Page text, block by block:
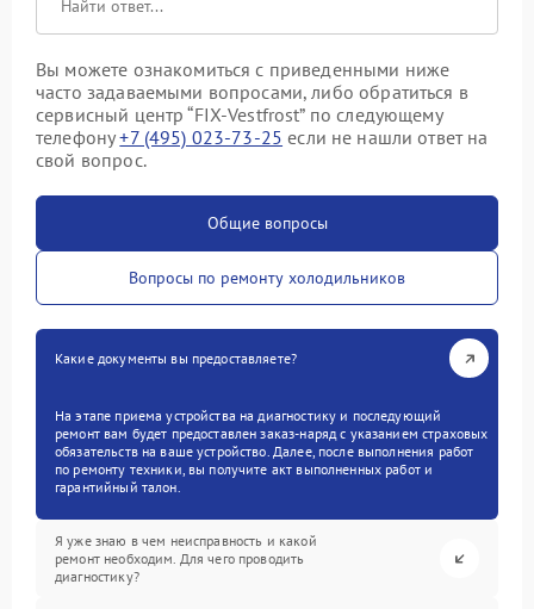
Вы можете ознакомиться с приведенными ниже
часто задаваемыми вопросами, либо обратиться в
сервисный центр “FIX-Vestfrost” по следующему
телефону+7 (495) 023-73-25 если не нашли ответ на
свой вопрос.
Общие вопросы
Вопросы по ремонту холодильников
Какие документы вы предоставляете?
На этапе приема устройства на диагностику и последующий
ремонт вам будет предоставлен заказ-наряд с указанием страховых
обязательств на ваше устройство. Далее, после выполнения работ
по ремонту техники, вы получите акт выполненных работ и
гарантийный талон.
Я уже знаю в чем неисправность и какой
ремонт необходим. Для чего проводить
диагностику?